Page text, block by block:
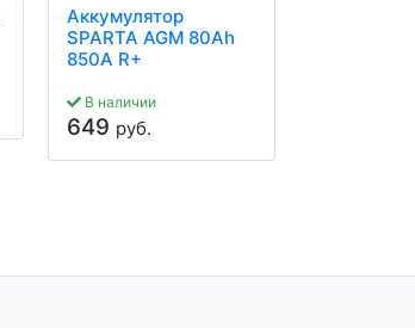
Аккумулятор
SPARTA AGM 80Ah
850A R+
В наличии
649 руб.